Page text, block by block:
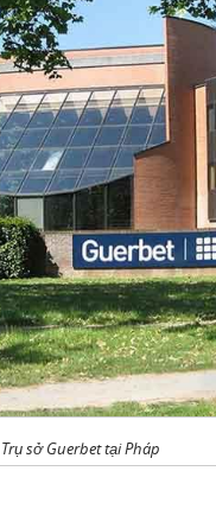
Trụ sở Guerbet tại Pháp